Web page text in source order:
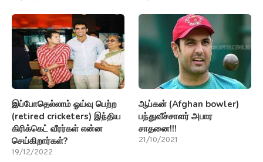
இப்போதெல்லாம் ஓய்வு பெற்ற
(retired cricketers) இந்திய
கிரிக்கெட் வீரர்கள் என்ன
செய்கிறார்கள்?
19/12/2022
ஆப்கன் (Afghan bowler)
பந்துவீச்சாளர் அபார
சாதனை!!!
21/10/2021